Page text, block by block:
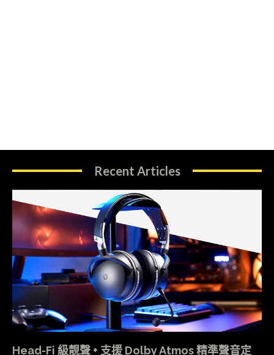
Recent Articles
Head-Fi 級靚聲 + 支援 Dolby Atmos 精準聲音定